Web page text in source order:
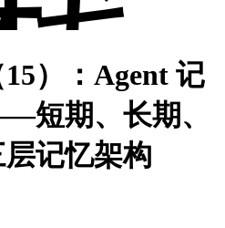
）：Agent 记
短期、长期、
记忆架构